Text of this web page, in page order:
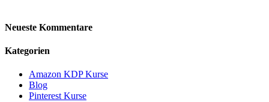
Neueste Kommentare
Kategorien
Amazon KDP Kurse
Blog
Pinterest Kurse